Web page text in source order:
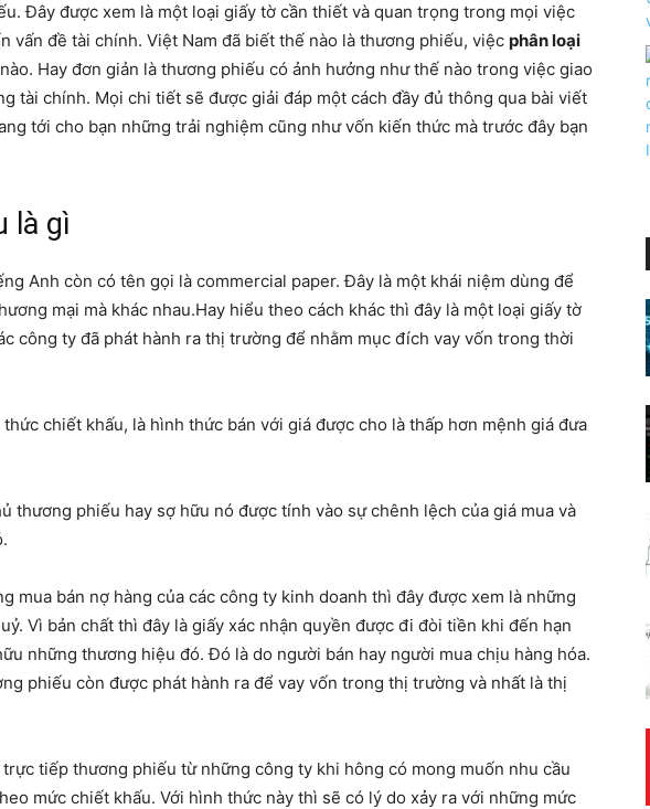
Đây được xem là một loại giấy tờ cần thiết và quan trọng trong mọi việc
vấn đề tài chính. Việt Nam đã biết thế nào là thương phiếu, việc phân loại
Hay đơn giản là thương phiếu có ảnh hưởng như thế nào trong việc giao
tài chính. Mọi chi tiết sẽ được giải đáp một cách đầy đủ thông qua bài viết
tới cho bạn những trải nghiệm cũng như vốn kiến thức mà trước đây bạn
là gì
Anh còn có tên gọi là commercial paper. Đây là một khái niệm dùng để
mại mà khác nhau.Hay hiểu theo cách khác thì đây là một loại giấy tờ
công ty đã phát hành ra thị trường để nhằm mục đích vay vốn trong thời
chiết khấu, là hình thức bán với giá được cho là thấp hơn mệnh giá đưa
thương phiếu hay sợ hữu nó được tính vào sự chênh lệch của giá mua và
mua bán nợ hàng của các công ty kinh doanh thì đây được xem là những
Vì bản chất thì đây là giấy xác nhận quyền được đi đòi tiền khi đến hạn
những thương hiệu đó. Đó là do người bán hay người mua chịu hàng hóa.
phiếu còn được phát hành ra để vay vốn trong thị trường và nhất là thị
tiếp thương phiếu từ những công ty khi hông có mong muốn nhu cầu
mức chiết khấu. Với hình thức này thì sẽ có lý do xảy ra với những mức